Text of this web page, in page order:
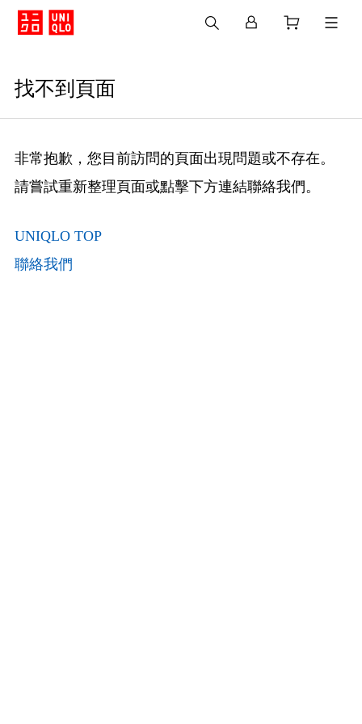
找不到頁面
非常抱歉，您目前訪問的頁面出現問題或不存在。
請嘗試重新整理頁面或點擊下方連結聯絡我們。
UNIQLO TOP
聯絡我們